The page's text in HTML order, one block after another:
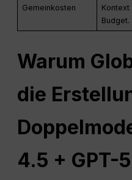
Gemeinkosten
Budget.
Warum
die
4.5 + GPT-